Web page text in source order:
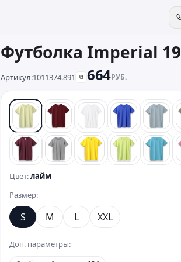
Футболка Imperial
Артикул:1011374.891 ⧉ 664РУБ.
лайм красный белый синий
бордовыйсерый лимонныйзеленый
Цвет:лайм
Размер:
S M L XXL
Доп. параметры: